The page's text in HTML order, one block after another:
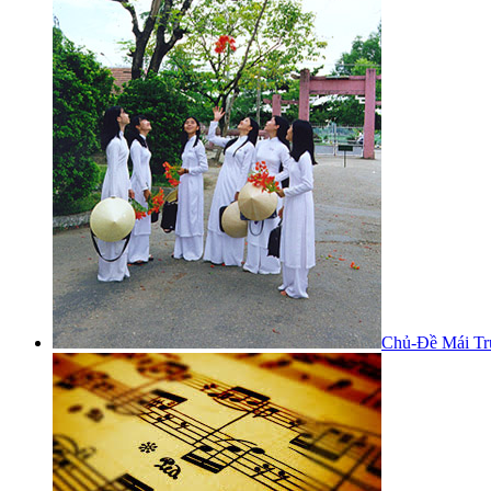
Chủ-Đề Mái